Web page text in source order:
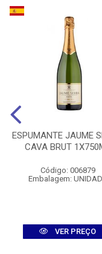
ESPUMANTE JAUME
CAVA BRUT
Código: 006879
Embalagem:
VER PREÇO